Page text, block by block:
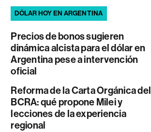
DÓLAR HOY EN ARGENTINA
Precios de bonos sugieren
dinámica alcista para el dólar en
Argentina pese a intervención
oficial
Reforma de la Carta Orgánica del
BCRA: qué propone Milei y
lecciones de la experiencia
regional